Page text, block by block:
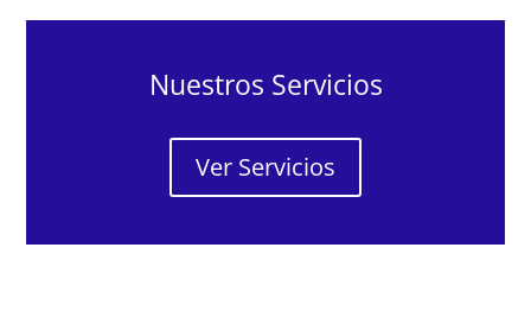
Nuestros Servicios
Ver Servicios